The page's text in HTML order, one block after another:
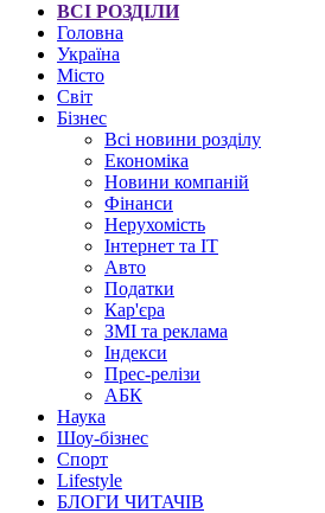
ВСІ РОЗДІЛИ
Головна
Україна
Місто
Світ
Бізнес
Всі новини розділу
Економіка
Новини компаній
Фінанси
Нерухомість
Інтернет та IT
Авто
Податки
Кар'єра
ЗМІ та реклама
Індекси
Прес-релізи
АБК
Наука
Шоу-бізнес
Спорт
Lifestyle
БЛОГИ ЧИТАЧІВ